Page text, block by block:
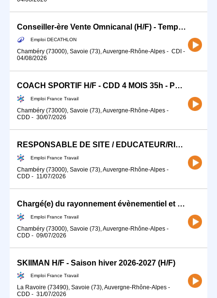
Conseiller-ère Vente Omnicanal (H/F) - Temps partiel (12h)
Emploi DECATHLON
Chambéry (73000), Savoie (73), Auvergne-Rhône-Alpes - CDI -
04/08/2026
COACH SPORTIF H/F - CDD 4 MOIS 35h - POSTE URGENT- CHAMBERY (H/F)
Emploi France Travail
Chambéry (73000), Savoie (73), Auvergne-Rhône-Alpes -
CDD - 30/07/2026
RESPONSABLE DE SITE / EDUCATEUR/RICE SPORTIF/VE (H/F)
Emploi France Travail
Chambéry (73000), Savoie (73), Auvergne-Rhône-Alpes -
CDD - 11/07/2026
Chargé(e) du rayonnement évènementiel et sportif (H/F)
Emploi France Travail
Chambéry (73000), Savoie (73), Auvergne-Rhône-Alpes -
CDD - 09/07/2026
SKIIMAN H/F - Saison hiver 2026-2027 (H/F)
Emploi France Travail
La Ravoire (73490), Savoie (73), Auvergne-Rhône-Alpes -
CDD - 31/07/2026